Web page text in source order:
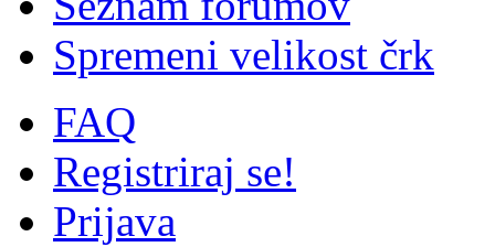
Spremeni velikost črk
FAQ
Registriraj se!
Prijava